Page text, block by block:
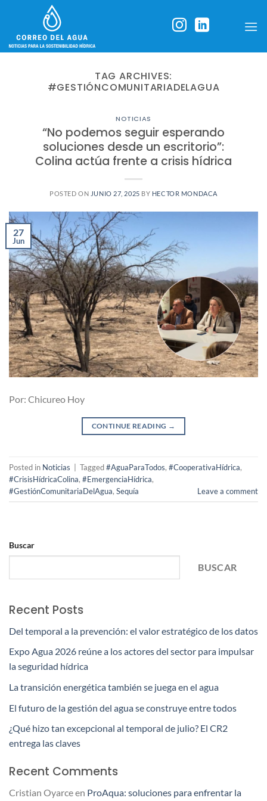
content
TAG ARCHIVES:
#GESTIÓNCOMUNITARIADELAGUA
NOTICIAS
“No podemos seguir esperando
soluciones desde un escritorio”:
Colina actúa frente a crisis hídrica
POSTED ON JUNIO 27, 2025 BY HECTOR MONDACA
27
Jun
Por: Chicureo Hoy
CONTINUE READING →
Posted in Noticias Tagged#AguaParaTodos, #CooperativaHídrica,
#CrisisHídricaColina, #EmergenciaHídrica,
#GestiónComunitariaDelAgua, Sequía Leave a comment
Buscar
BUSCAR
Recent Posts
Del temporal a la prevención: el valor estratégico de los datos
Expo Agua 2026 reúne a los actores del sector para impulsar
la seguridad hídrica
La transición energética también se juega en el agua
El futuro de la gestión del agua se construye entre todos
¿Qué hizo tan excepcional al temporal de julio? El CR2
entrega las claves
Recent Comments
Cristian Oyarceen ProAqua: soluciones para enfrentar la